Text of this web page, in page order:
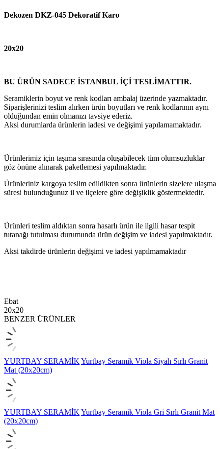
Dekozen DKZ-045 Dekoratif Karo
20x20
BU ÜRÜN SADECE İSTANBUL İÇİ TESLİMATTIR.
Seramiklerin boyut ve renk kodları ambalaj üzerinde yazmaktadır.
Siparişlerinizi teslim alırken ürün boyutları ve renk kodlarının aynı
olduğundan emin olmanızı tavsiye ederiz.
Aksi durumlarda ürünlerin iadesi ve değişimi yapılamamaktadır.
Ürünlerimiz için taşıma sırasında oluşabilecek tüm olumsuzluklar
göz önüne alınarak paketlemesi yapılmaktadır.
Ürünleriniz kargoya teslim edildikten sonra ürünlerin sizelere ulaşma
süresi bulunduğunuz il ve ilçelere göre değişiklik göstermektedir.
Ürünleri teslim aldıktan sonra hasarlı ürün ile ilgili hasar tespit
tutanağı tutulması durumunda ürün değişim ve iadesi yapılmaktadır.
Aksi takdirde ürünlerin değişimi ve iadesi yapılmamaktadır
Ebat
20x20
BENZER ÜRÜNLER
YURTBAY SERAMİK Yurtbay Seramik Viola Siyah Sırlı Granit
Mat (20x20cm)
YURTBAY SERAMİK Yurtbay Seramik Viola Gri Sırlı Granit Mat
(20x20cm)